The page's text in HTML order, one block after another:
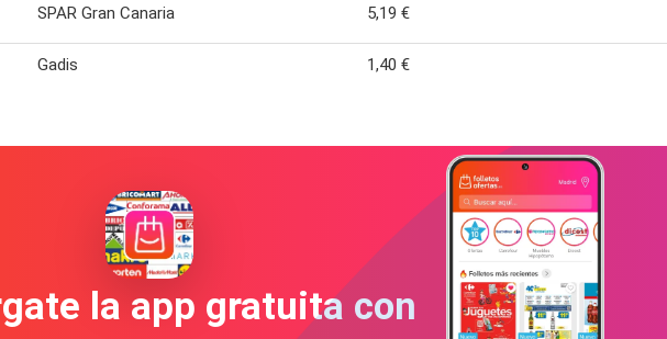
SPAR Gran Canaria 5,19 €
Gadis 1,40 €
la app gratuita con